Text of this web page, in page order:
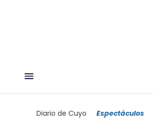
Diario de Cuyo Espectáculos